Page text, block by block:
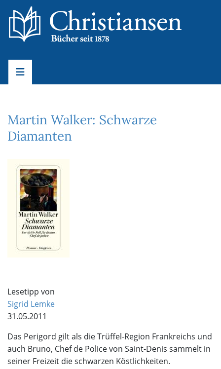
Martin Walker: Schwarze
Diamanten
Lesetipp von
Sigrid Lemke
31.05.2011
Das Perigord gilt als die Trüffel-Region Frankreichs und
auch Bruno, Chef de Police von Saint-Denis sammelt in
seiner Freizeit die schwarzen Köstlichkeiten.